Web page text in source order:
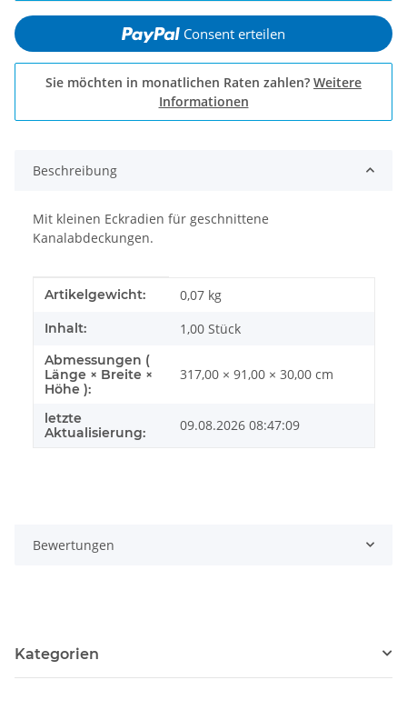
Consent erteilen
Sie möchten in monatlichen Raten zahlen? Weitere
Informationen
Beschreibung
Mit kleinen Eckradien für geschnittene
Kanalabdeckungen.
Produkteigenschaft
Wert
Artikelgewicht: 0,07 kg
Inhalt: 1,00 Stück
Abmessungen (
Länge × Breite ×
Höhe ):
317,00 × 91,00 × 30,00 cm
letzte
Aktualisierung:
09.08.2026 08:47:09
Bewertungen
Kategorien